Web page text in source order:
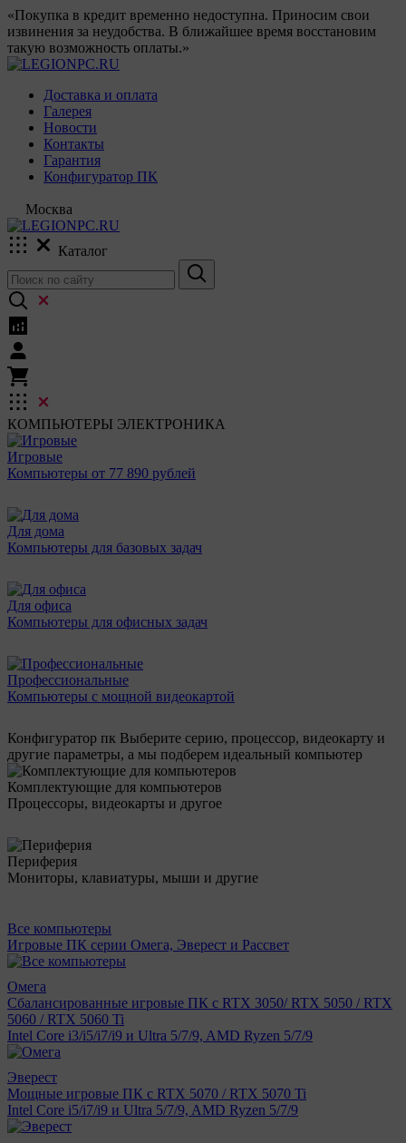
«Покупка в кредит временно недоступна. Приносим свои
извинения за неудобства. В ближайшее время восстановим
такую возможность оплаты.»
Доставка и оплата
Галерея
Новости
Контакты
Гарантия
Конфигуратор ПК
Москва
Каталог
КОМПЬЮТЕРЫ ЭЛЕКТРОНИКА
Игровые
Компьютеры от 77 890 рублей
Для дома
Компьютеры для базовых задач
Для офиса
Компьютеры для офисных задач
Профессиональные
Компьютеры с мощной видеокартой
Конфигуратор пк Выберите серию, процессор, видеокарту и
другие параметры, а мы подберем идеальный компьютер
Комплектующие для компьютеров
Процессоры, видеокарты и другое
Периферия
Мониторы, клавиатуры, мыши и другие
Все компьютеры
Игровые ПК серии Омега, Эверест и Рассвет
Омега
Сбалансированные игровые ПК с RTX 3050/ RTX 5050 / RTX
5060 / RTX 5060 Ti
Intel Core i3/i5/i7/i9 и Ultra 5/7/9, AMD Ryzen 5/7/9
Эверест
Мощные игровые ПК с RTX 5070 / RTX 5070 Ti
Intel Core i5/i7/i9 и Ultra 5/7/9, AMD Ryzen 5/7/9